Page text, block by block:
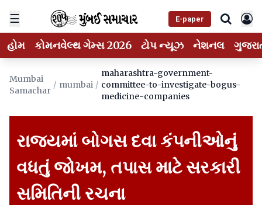
☰ E-paper
હોમ કોમનવેલ્થ ગેમ્સ 2026 ટોપ ન્યૂઝ નેશનલ
Mumbai
Samachar
/ mumbai /
maharashtra-government-
committee-to-investigate-bogus-
medicine-companies
રાજ્યમાં બોગસ દવા કંપનીઓનું
વધતું જોખમ, તપાસ માટે સરકારી
સમિતિની રચના